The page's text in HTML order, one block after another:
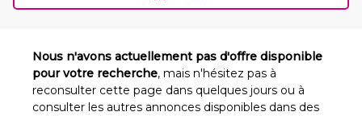
Nous n'avons actuellement pas d'offre disponible
pour votre recherche, mais n'hésitez pas à
reconsulter cette page dans quelques jours ou à
consulter les autres annonces disponibles dans des